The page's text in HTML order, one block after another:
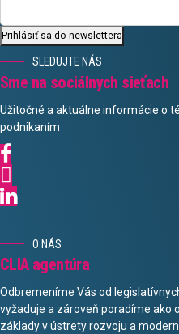
Prihlásiť sa do newslettera
SLEDUJTE NÁS
Sme na sociálnych sieťach
Užitočné a aktuálne informácie o
podnikaním
O NÁS
CLIA agentúra
Odbremeníme Vás od
vyžaduje a zároveň poradíme ako
základy v ústrety rozvoju a